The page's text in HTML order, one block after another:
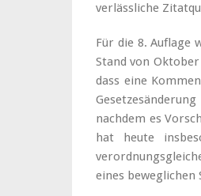
verlässliche
Für die 8. Auflage
Stand von
dass eine
nachdem es
hat heute
eines beweglichen